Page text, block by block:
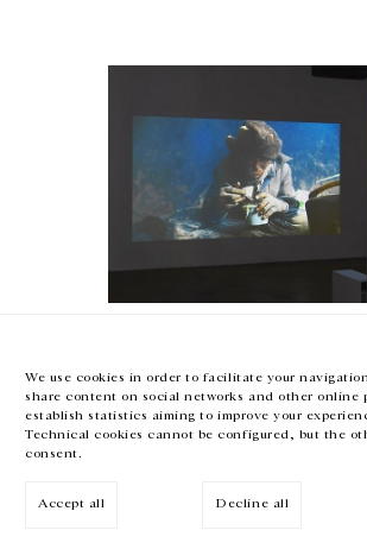
We use cookies in order to facilitate your
share content on social networks and other online
establish statistics aiming to improve your
Technical cookies cannot be configured, but the
consent.
Accept all Decline all
EYE Art & Film, Amsterdam, Pays-Bas
6 avril 2017
PRIX
HORAIRES D'OUVERTURE
DU MARDI AU VENDREDI
EN FR 中文 Facebook Instagram
Inscrivez-vous à notre newsletter